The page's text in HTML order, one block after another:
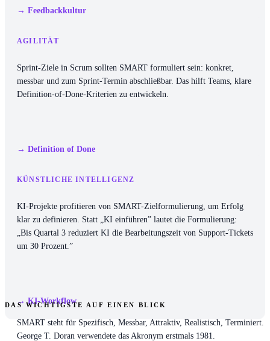
→ Feedbackkultur
AGILITÄT
Sprint-Ziele in Scrum sollten SMART formuliert sein: konkret,
messbar und zum Sprint-Termin abschließbar. Das hilft Teams, klare
Definition-of-Done-Kriterien zu entwickeln.
→ Definition of Done
KÜNSTLICHE INTELLIGENZ
KI-Projekte profitieren von SMART-Zielformulierung, um Erfolg
klar zu definieren. Statt „KI einführen” lautet die Formulierung:
„Bis Quartal 3 reduziert KI die Bearbeitungszeit von Support-Tickets
um 30 Prozent.”
→ KI-Workflow
DAS WICHTIGSTE AUF EINEN BLICK
SMART steht für Spezifisch, Messbar, Attraktiv, Realistisch, Terminiert.
George T. Doran verwendete das Akronym erstmals 1981.